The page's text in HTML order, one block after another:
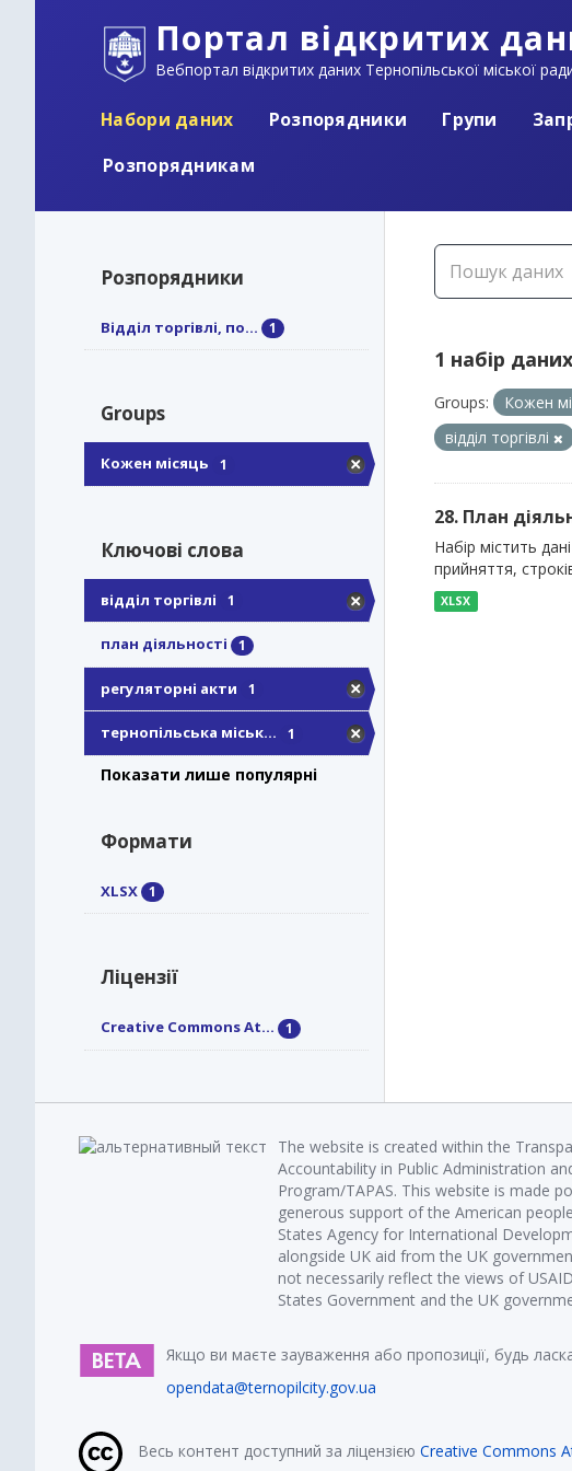
Портал відкритих
Вебпортал відкритих даних Тернопільської міської
Набори даних Розпорядники Групи
Розпорядникам
Розпорядники
Відділ торгівлі, по... 1
Groups
Кожен місяць 1
Ключові слова
відділ торгівлі 1
план діяльності 1
регуляторні акти 1
тернопільська міськ... 1
Показати лише популярні
Формати
XLSX 1
Ліцензії
Creative Commons At... 1
1 набір
Groups: Кожен
відділ торгівлі
28. План
Набір містить
прийняття,
XLSX
The website is created within the
Accountability in Public Administration
Program/TAPAS. This website is made
generous support of the American
States Agency for International
alongside UK aid from the UK
not necessarily reflect the views of
States Government and the UK
Якщо ви маєте зауваження або пропозиції, будь
opendata@ternopilcity.gov.ua
Весь контент доступний за ліцензією Creative Commons